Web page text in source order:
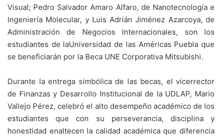
Visual; Pedro Salvador Amaro Alfaro, de Nanotecnología e
Ingeniería Molecular, y Luis Adrián Jiménez Azarcoya, de
Administración de Negocios Internacionales, son los
estudiantes de laUniversidad de las Américas Puebla que
se beneficiarán por la Beca UNE Corporativa Mitsubishi.
Durante la entrega simbólica de las becas, el vicerrector
de Finanzas y Desarrollo Institucional de la UDLAP, Mario
Vallejo Pérez, celebró el alto desempeño académico de los
estudiantes que con su perseverancia, disciplina y
honestidad enaltecen la calidad académica que diferencia